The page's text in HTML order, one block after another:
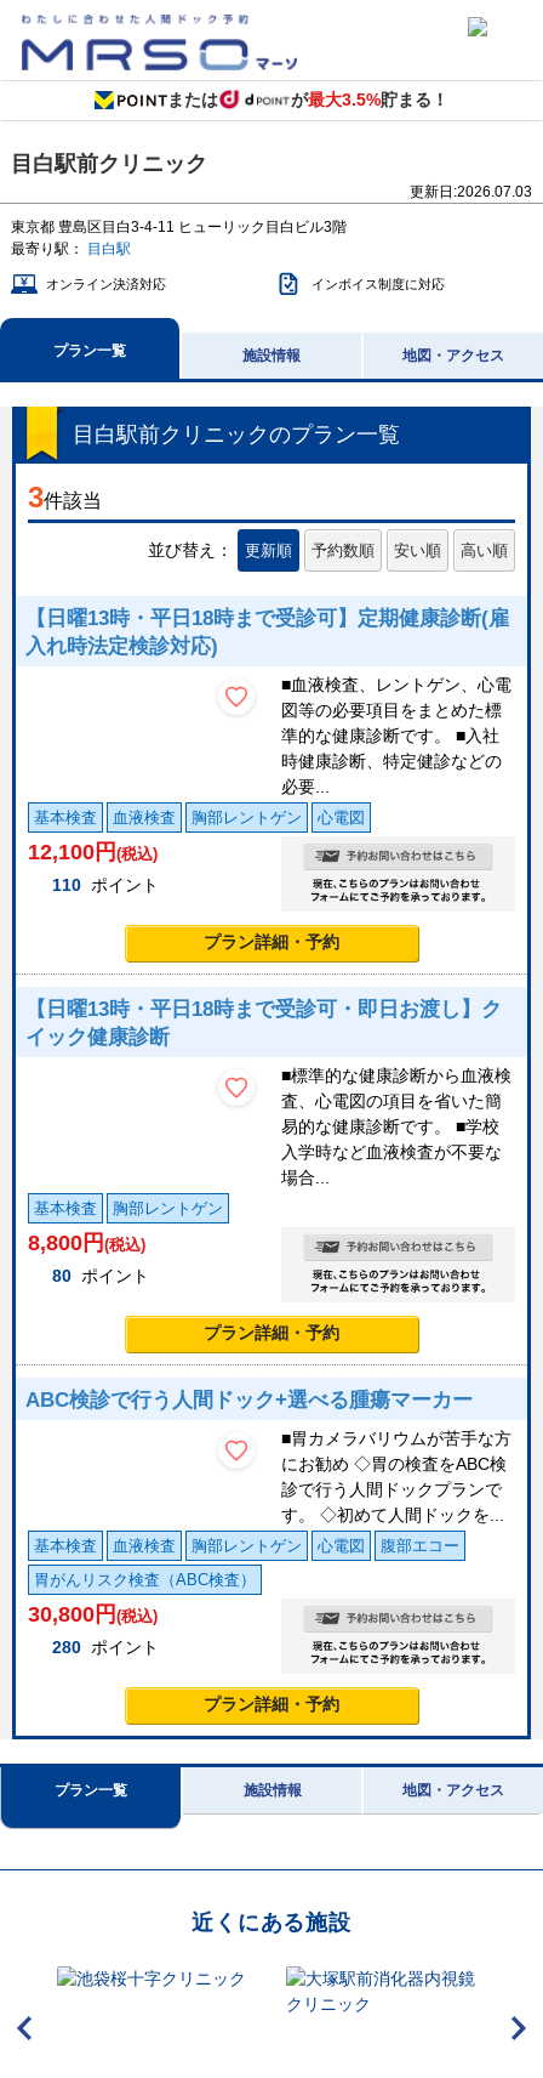
または が最大3.5%貯まる！
目白駅前クリニック
更新日:2026.07.03
東京都 豊島区目白3-4-11 ヒューリック目白ビル3階
最寄り駅：
目白駅
オンライン決済対応 インボイス制度に対応
プラン一覧 施設情報 地図・アクセス
目白駅前クリニックのプラン一覧
3件該当
並び替え： 更新順 予約数順 安い順 高い順
【日曜13時・平日18時まで受診可】定期健康診断(雇
入れ時法定検診対応)
■血液検査、レントゲン、心電
図等の必要項目をまとめた標
準的な健康診断です。 ■入社
時健康診断、特定健診などの
必要...
基本検査 血液検査 胸部レントゲン 心電図
12,100 円 (税込)
110 ポイント
プラン詳細・予約
【日曜13時・平日18時まで受診可・即日お渡し】ク
イック健康診断
■標準的な健康診断から血液検
査、心電図の項目を省いた簡
易的な健康診断です。 ■学校
入学時など血液検査が不要な
場合...
基本検査 胸部レントゲン
8,800 円 (税込)
80 ポイント
プラン詳細・予約
ABC検診で行う人間ドック+選べる腫瘍マーカー
■胃カメラバリウムが苦手な方
にお勧め ◇胃の検査をABC検
診で行う人間ドックプランで
す。 ◇初めて人間ドックを...
基本検査 血液検査 胸部レントゲン 心電図
腹部エコー
胃がんリスク検査（ABC検査）
30,800 円 (税込)
280 ポイント
プラン詳細・予約
プラン一覧 施設情報 地図・アクセス
近くにある施設